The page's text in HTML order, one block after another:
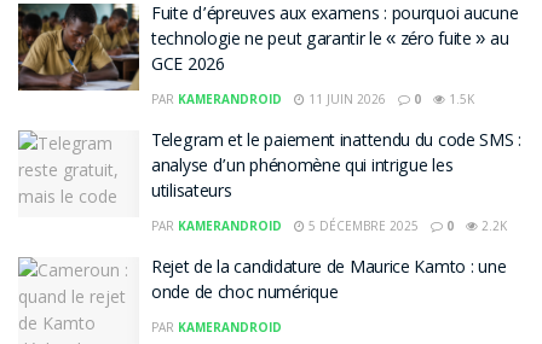
Fuite d’épreuves aux examens : pourquoi aucune
technologie ne peut garantir le « zéro fuite » au
GCE 2026
PAR KAMERANDROID 11 JUIN 2026 0 1.5K
Telegram et le paiement inattendu du code SMS :
analyse d’un phénomène qui intrigue les
utilisateurs
PAR KAMERANDROID 5 DÉCEMBRE 2025 0 2.2K
Rejet de la candidature de Maurice Kamto : une
onde de choc numérique
PAR KAMERANDROID